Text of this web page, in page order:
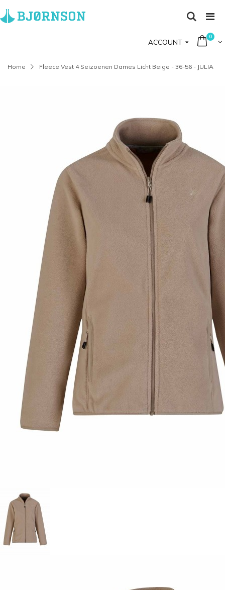
ACCOUNT
0
Home Fleece Vest 4 Seizoenen Dames Licht Beige - 36-56 - JULIA